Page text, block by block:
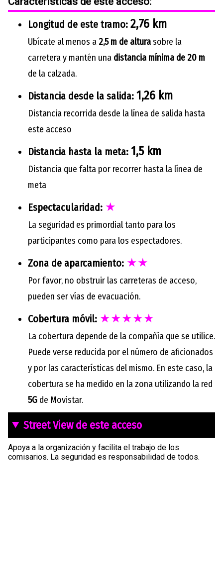
Longitud de este tramo: 2,76 km
Ubícate al menos a2,5 m de alturasobre la
carretera y mantén una distancia mínima de 20 m
de la calzada.
Distancia desde la salida: 1,26 km
Distancia recorrida desde la línea de salida hasta
este acceso
Distancia hasta la meta: 1,5 km
Distancia que falta por recorrer hasta la línea de
meta
Espectacularidad: ★
La seguridad es primordial tanto para los
participantes como para los espectadores.
Zona de aparcamiento: ★★
Por favor, no obstruir las carreteras de acceso,
pueden ser vías de evacuación.
Cobertura móvil: ★★★★★
La cobertura depende de la compañía que se utilice.
Puede verse reducida por el número de aficionados
y por las características del mismo. En este caso, la
cobertura se ha medido en la zona utilizando la red
5G de Movistar.
Street View de este acceso
Apoya a la organización y facilita el trabajo de los
comisarios. La seguridad es responsabilidad de todos.